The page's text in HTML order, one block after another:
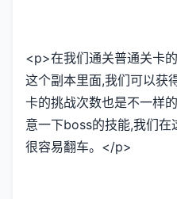
<p>在我们通关普通关卡
这个副本里面,我们可以获
卡的挑战次数也是不一样
意一下boss的技能,我们在
很容易翻车。</p>